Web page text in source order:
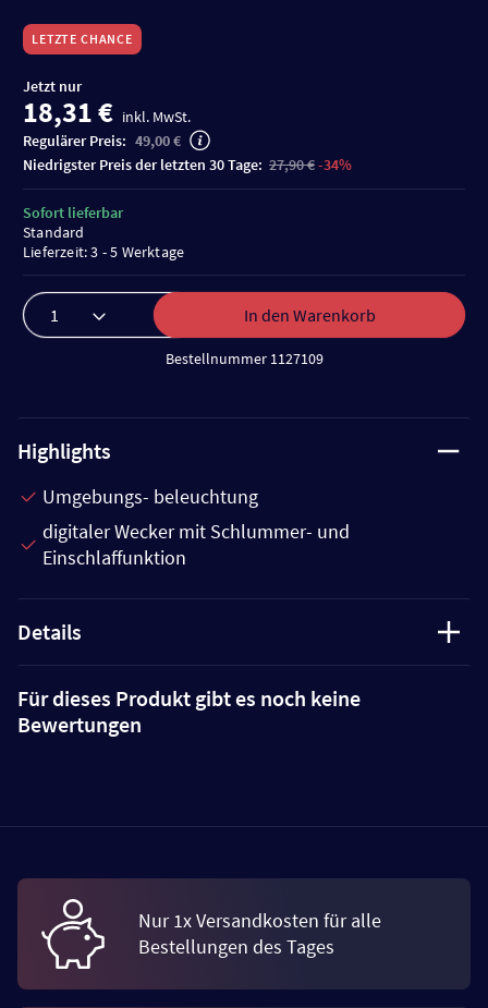
LETZTE CHANCE
Jetzt nur
18,31 € inkl. MwSt.
Regulärer Preis: 49,00 €
niedrigster Preis der letzten 30 Tage: 27,90 €-34%
In den Warenkorb
Bestellnummer 1127109
Sofort lieferbar
Standard
Lieferzeit: 3 - 5 Werktage
Highlights
Umgebungs- beleuchtung
digitaler Wecker mit Schlummer- und
Einschlaffunktion
Details
Für dieses Produkt gibt es noch keine
Bewertungen
Nur 1x Versandkosten für alle
Bestellungen des Tages